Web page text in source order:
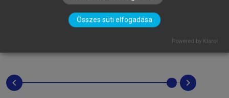
chevron_left chevron_right
szolgáltatás
böngészéshez,a funkciók használatához, és a felhasználók
tartoznak többek között a személyre szabott beállításokat
Összes süti elfogadása
Powered by Klaro!